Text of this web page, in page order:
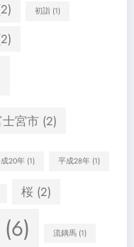
初詣(1)
宮市(2)
20年 (1) 平成28年(1)
桜(2)
(6) 流鏑馬(1)